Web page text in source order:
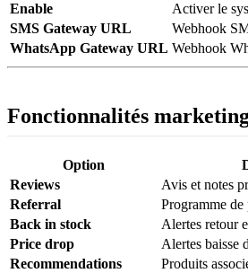
Enable
Activer le
SMS Gateway URL
Webhook
WhatsApp Gateway URL Webhook
Fonctionnalités
Option
Reviews
Avis et notes
Referral
Programme de
Back in stock
Alertes retour
Price drop
Alertes baisse
Recommendations
Produits